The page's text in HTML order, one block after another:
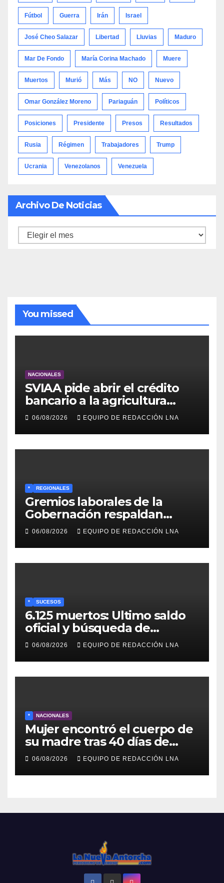
Fútbol Guerra Irán Israel
José Cheo Salazar Libertad Lluvias Maduro
Mar De Fondo María Corina Machado Muere
Muertos Murió Más NO Nuevo
Omar González Moreno Pariaguán Políticos
Posiciones Presidente Presos Resultados
Rusia Régimen Trabajadores Trump
Ucrania Venezolanos Venezuela
Archivo De Noticias
Archivo
You missed
NACIONALES
SVIAA pide abrir el crédito
bancario a la agricultura
familiar en Venezuela
06/08/2026 EQUIPO DE REDACCIÓN LNA
* REGIONALES
Gremios laborales de la
Gobernación respaldan
propuesta de Bono
Recreativo de 100 dólares
para jubilados, pensionados y
activos
06/08/2026 EQUIPO DE REDACCIÓN LNA
* SUCESOS
6.125 muertos: Ultimo saldo
oficial y búsqueda de
cadáveres continúa entre los
escombros
06/08/2026 EQUIPO DE REDACCIÓN LNA
* NACIONALES
Mujer encontró el cuerpo de
su madre tras 40 días de
búsqueda en Tanaguarena
06/08/2026 EQUIPO DE REDACCIÓN LNA